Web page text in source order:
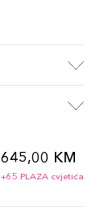
645,00 KM
+65 PLAZA cvjetića